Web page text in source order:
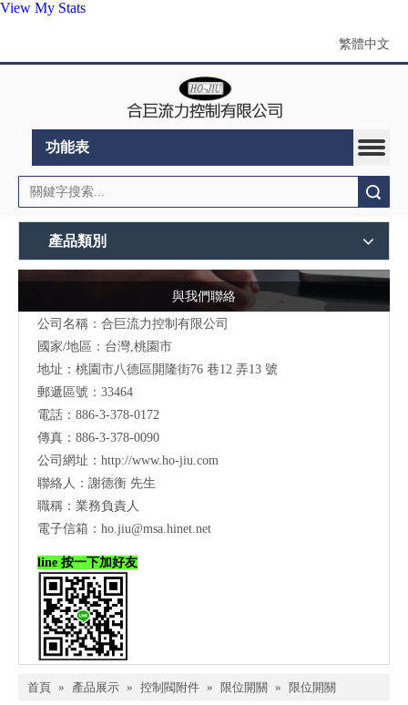
View My Stats
繁體中文
功能表
產品類別
與我們聯絡
公司名稱：合巨流力控制有限公司
國家/地區：台灣,桃園市
地址：桃園市八德區開隆街76 巷12 弄13 號
郵遞區號：33464
電話：886-3-378-0172
傳真：886-3-378-0090
公司網址： http://www.ho-jiu.com
聯絡人：謝德衡 先生
職稱：業務負責人
電子信箱： ho.jiu@msa.hinet.net
line 按一下加好友
首頁 » 產品展示 » 控制閥附件 » 限位開關 » 限位開關